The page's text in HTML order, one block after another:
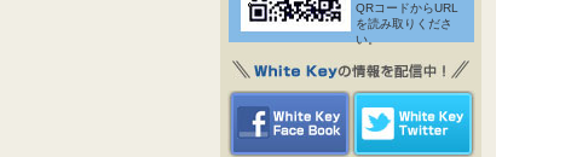
QRコードからURL
を読み取りくださ
い。